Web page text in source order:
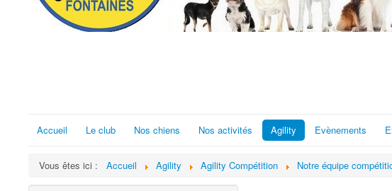
Accueil Le club Nos chiens Nos activités Agility Evènements
Vous êtes ici : Accueil Agility Agility Compétition Notre équipe